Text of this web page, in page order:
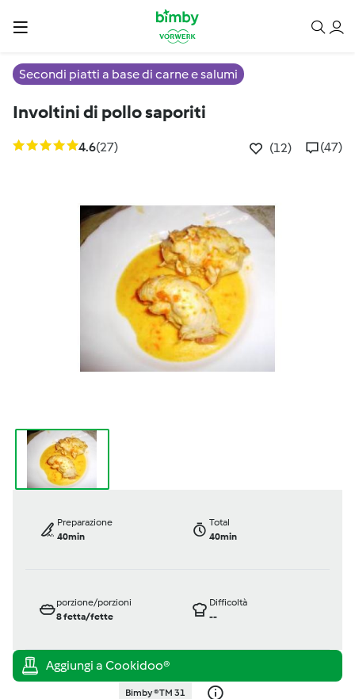
Secondi piatti a base di carne e salumi
Involtini di pollo saporiti
4.6(27) (12) (47)
Preparazione
40min
Total
40min
porzione/porzioni
8fetta/fette
Difficoltà
--
Bimby ® TM 31